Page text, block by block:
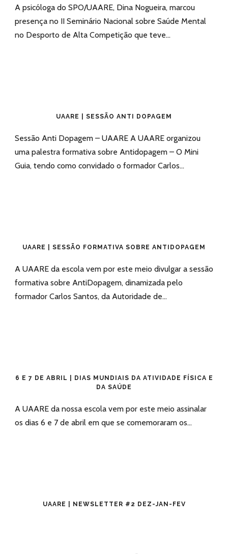
A psicóloga do SPO/UAARE, Dina Nogueira, marcou
presença no II Seminário Nacional sobre Saúde Mental
no Desporto de Alta Competição que teve...
UAARE | SESSÃO ANTI DOPAGEM
Sessão Anti Dopagem – UAARE A UAARE organizou
uma palestra formativa sobre Antidopagem – O Mini
Guia, tendo como convidado o formador Carlos...
UAARE | SESSÃO FORMATIVA SOBRE ANTIDOPAGEM
A UAARE da escola vem por este meio divulgar a sessão
formativa sobre AntiDopagem, dinamizada pelo
formador Carlos Santos, da Autoridade de...
6 E 7 DE ABRIL | DIAS MUNDIAIS DA ATIVIDADE FÍSICA E
DA SAÚDE
A UAARE da nossa escola vem por este meio assinalar
os dias 6 e 7 de abril em que se comemoraram os...
UAARE | NEWSLETTER #2 DEZ-JAN-FEV